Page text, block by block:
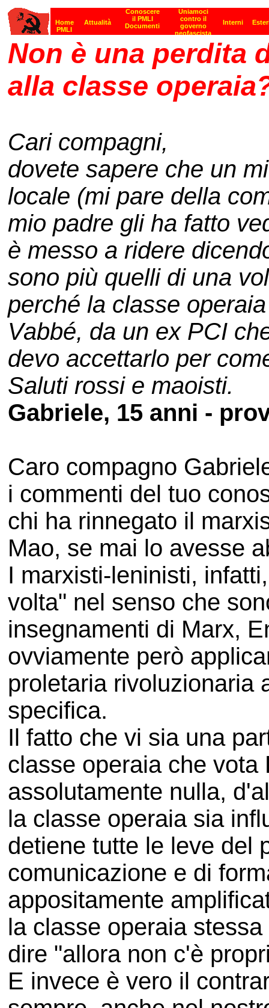
Non è una perdita
alla classe
Cari compagni,
dovete sapere che un
locale (mi pare della
mio padre gli ha fatto
è messo a ridere
sono più quelli di una
perché la classe
Vabbé, da un ex PCI
devo accettarlo per
Saluti rossi e maoisti.
Gabriele, 15 anni -
Caro compagno
i commenti del tuo
chi ha rinnegato il
Mao, se mai lo avesse
I marxisti-leninisti,
volta" nel senso che
insegnamenti di Marx,
ovviamente però
proletaria rivoluzionaria
specifica.
Il fatto che vi sia una
classe operaia che vota
assolutamente nulla,
la classe operaia sia
detiene tutte le leve del
comunicazione e di
appositamente
la classe operaia
dire "allora non c'è
E invece è vero il